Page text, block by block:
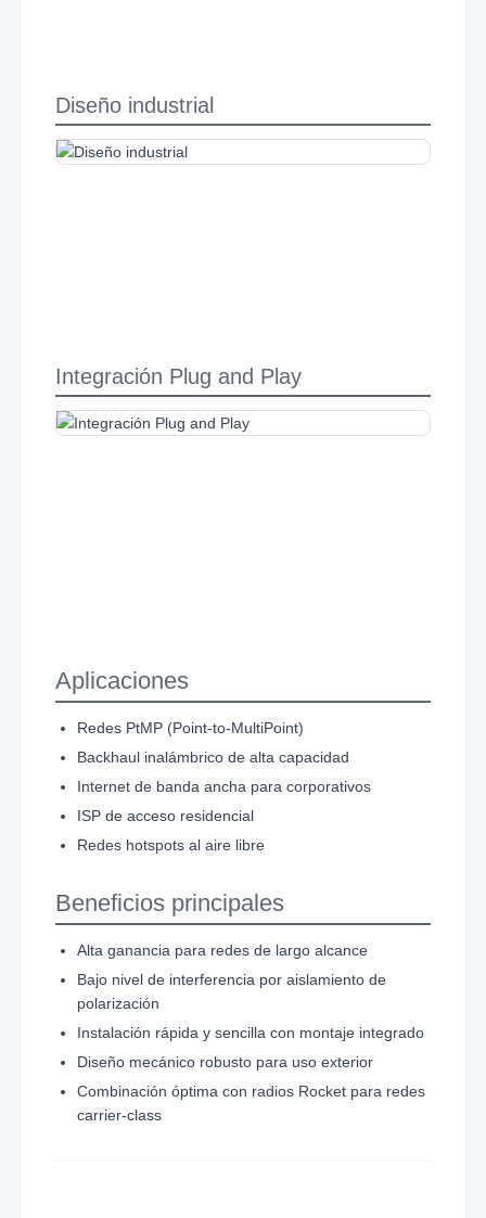
Diseño industrial
Integración Plug and Play
Aplicaciones
Redes PtMP (Point-to-MultiPoint)
Backhaul inalámbrico de alta capacidad
Internet de banda ancha para corporativos
ISP de acceso residencial
Redes hotspots al aire libre
Beneficios principales
Alta ganancia para redes de largo alcance
Bajo nivel de interferencia por aislamiento de
polarización
Instalación rápida y sencilla con montaje integrado
Diseño mecánico robusto para uso exterior
Combinación óptima con radios Rocket para redes
carrier-class